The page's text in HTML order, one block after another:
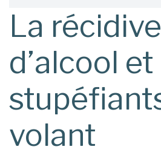
d'Ariane
La récidive
d’alcool et
volant